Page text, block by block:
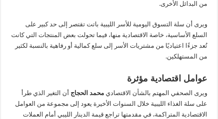
من البدائل الأخرى.
ويرى أن سلة التسوق اليومية للأسر الليبية باتت تقتصر إلى حد كبير على
السلع الأساسية، خاصة الاقتصادية منها، فيما تحولت بعض المنتجات التي كانت
تُعد جزءًا اعتياديًا من مشتريات الأسر إلى سلع كمالية أو رفاهية بالنسبة لكثير
من المستهلكين.
عوامل اقتصادية مؤثرة
ويرى الصحفي المهتم بالشأن الاقتصاديمحمد الحجاج أن التغير الذي طرأ
على سلة الغذاء الليبية خلال السنوات الأخيرة يعود إلى مجموعة من العوامل
الاقتصادية المتراكمة، في مقدمتها تراجع قيمة الدينار الليبي أمام العملات